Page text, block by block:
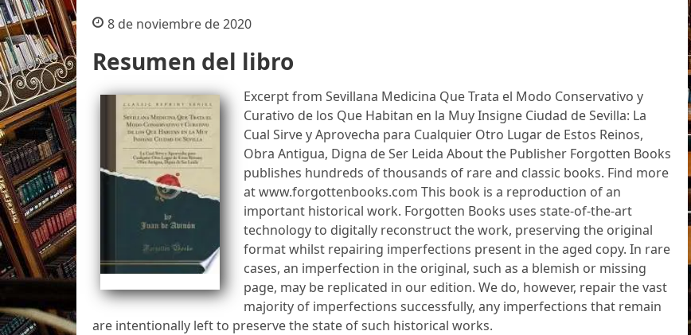
8 de noviembre de 2020
Resumen del libro
Excerpt from Sevillana Medicina Que Trata el Modo Conservativo y
Curativo de los Que Habitan en la Muy Insigne Ciudad de Sevilla: La
Cual Sirve y Aprovecha para Cualquier Otro Lugar de Estos Reinos,
Obra Antigua, Digna de Ser Leida About the Publisher Forgotten Books
publishes hundreds of thousands of rare and classic books. Find more
at www.forgottenbooks.com This book is a reproduction of an
important historical work. Forgotten Books uses state-of-the-art
technology to digitally reconstruct the work, preserving the original
format whilst repairing imperfections present in the aged copy. In rare
cases, an imperfection in the original, such as a blemish or missing
page, may be replicated in our edition. We do, however, repair the vast
majority of imperfections successfully, any imperfections that remain
are intentionally left to preserve the state of such historical works.